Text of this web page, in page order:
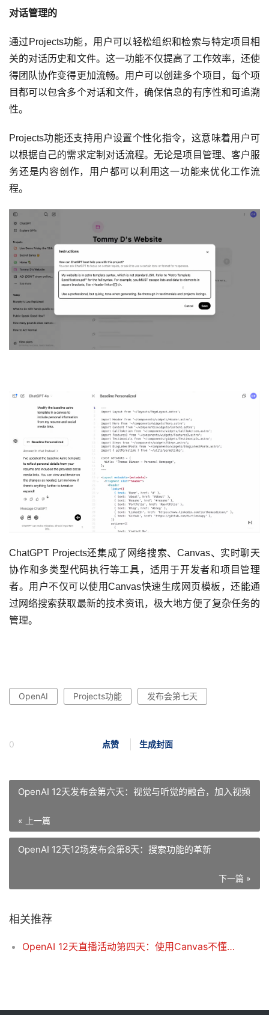
对话管理的
通过Projects功能，用户可以轻松组织和检索与特定项目相
关的对话历史和文件。这一功能不仅提高了工作效率，还使
得团队协作变得更加流畅。用户可以创建多个项目，每个项
目都可以包含多个对话和文件，确保信息的有序性和可追溯
性。
Projects功能还支持用户设置个性化指令，这意味着用户可
以根据自己的需求定制对话流程。无论是项目管理、客户服
务还是内容创作，用户都可以利用这一功能来优化工作流
程。
ChatGPT Projects还集成了网络搜索、Canvas、实时聊天
协作和多类型代码执行等工具，适用于开发者和项目管理
者。用户不仅可以使用Canvas快速生成网页模板，还能通
过网络搜索获取最新的技术资讯，极大地方便了复杂任务的
管理。
OpenAI Projects功能 发布会第七天
点赞 生成封面
0
OpenAI 12天发布会第六天：视觉与听觉的融合，加入视频
« 上一篇
OpenAI 12天12场发布会第8天：搜索功能的革新
下一篇 »
相关推荐
OpenAI 12天直播活动第四天：使用Canvas不懂代码也能开发软件